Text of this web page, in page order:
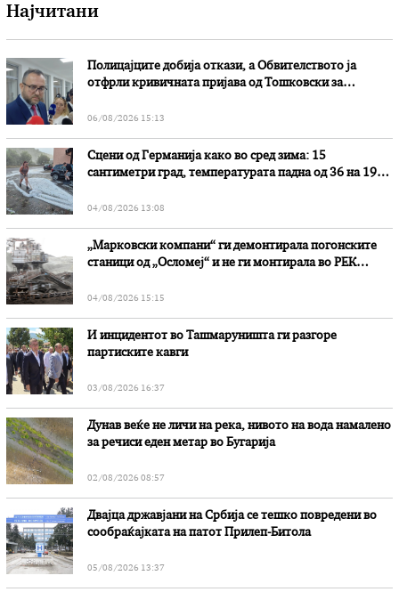
Најчитани
Полицајците добија откази, а Обвителството ја
отфрли кривичната пријава од Тошковски за
06/08/2026 15:13
Сцени од Германија како во сред зима: 15
сантиметри град, температурата падна од 36 на 19
04/08/2026 13:08
„Марковски компани“ ги демонтирала погонските
станици од „Осломеј“ и не ги монтирала во РЕК
04/08/2026 15:15
И инцидентот во Ташмаруништa ги разгоре
партиските кавги
03/08/2026 16:37
Дунав веќе не личи на река, нивото на вода намалено
за речиси еден метар во Бугарија
02/08/2026 08:57
Двајца државјани на Србија се тешко повредени во
сообраќајката на патот Прилеп-Битола
05/08/2026 13:37